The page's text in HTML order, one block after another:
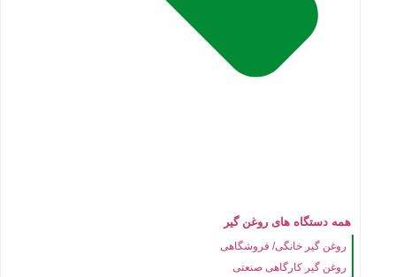
همه دستگاه های روغن گیر
روغن گیر خانگی/ فروشگاهی
روغن گیر کارگاهی صنعتی